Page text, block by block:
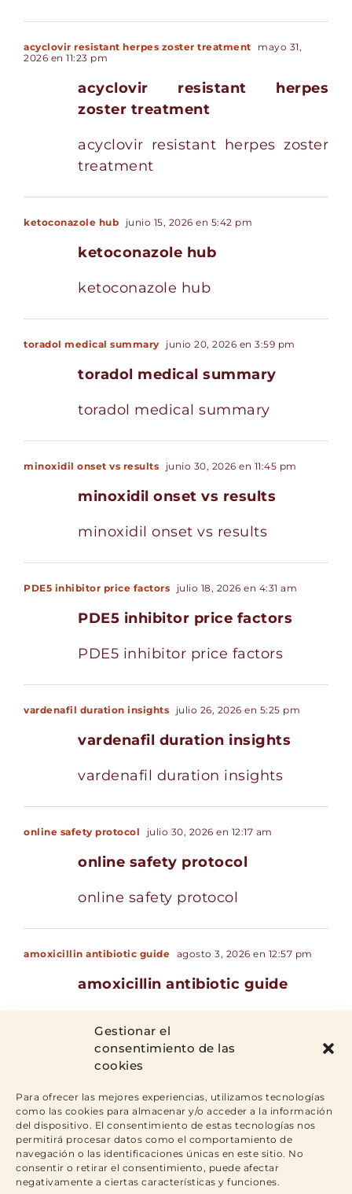
Gestionar el
consentimiento de las
cookies
Para ofrecer las mejores experiencias, utilizamos tecnologías
como las cookies para almacenar y/o acceder a la información
del dispositivo. El consentimiento de estas tecnologías nos
permitirá procesar datos como el comportamiento de
navegación o las identificaciones únicas en este sitio. No
consentir o retirar el consentimiento, puede afectar
negativamente a ciertas características y funciones.
acyclovir resistant herpes zoster treatment
mayo 31,
2026 en 11:23 pm
acyclovir resistant herpes
zoster treatment
acyclovir resistant herpes zoster
treatment
ketoconazole hub junio 15, 2026 en 5:42 pm
ketoconazole hub
ketoconazole hub
toradol medical summary junio 20, 2026 en 3:59 pm
toradol medical summary
toradol medical summary
minoxidil onset vs results junio 30, 2026 en 11:45 pm
minoxidil onset vs results
minoxidil onset vs results
PDE5 inhibitor price factors julio 18, 2026 en 4:31 am
PDE5 inhibitor price factors
PDE5 inhibitor price factors
vardenafil duration insights julio 26, 2026 en 5:25 pm
vardenafil duration insights
vardenafil duration insights
online safety protocol julio 30, 2026 en 12:17 am
online safety protocol
online safety protocol
amoxicillin antibiotic guide agosto 3, 2026 en 12:57 pm
amoxicillin antibiotic guide
No se permiten comentarios.